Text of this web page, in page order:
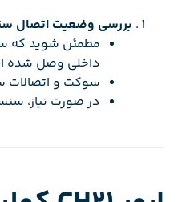
بررسی وضعیت اتصال
مطمئن شوید که
داخلی وصل شده
سوکت و اتصالات
در صورت نیاز،